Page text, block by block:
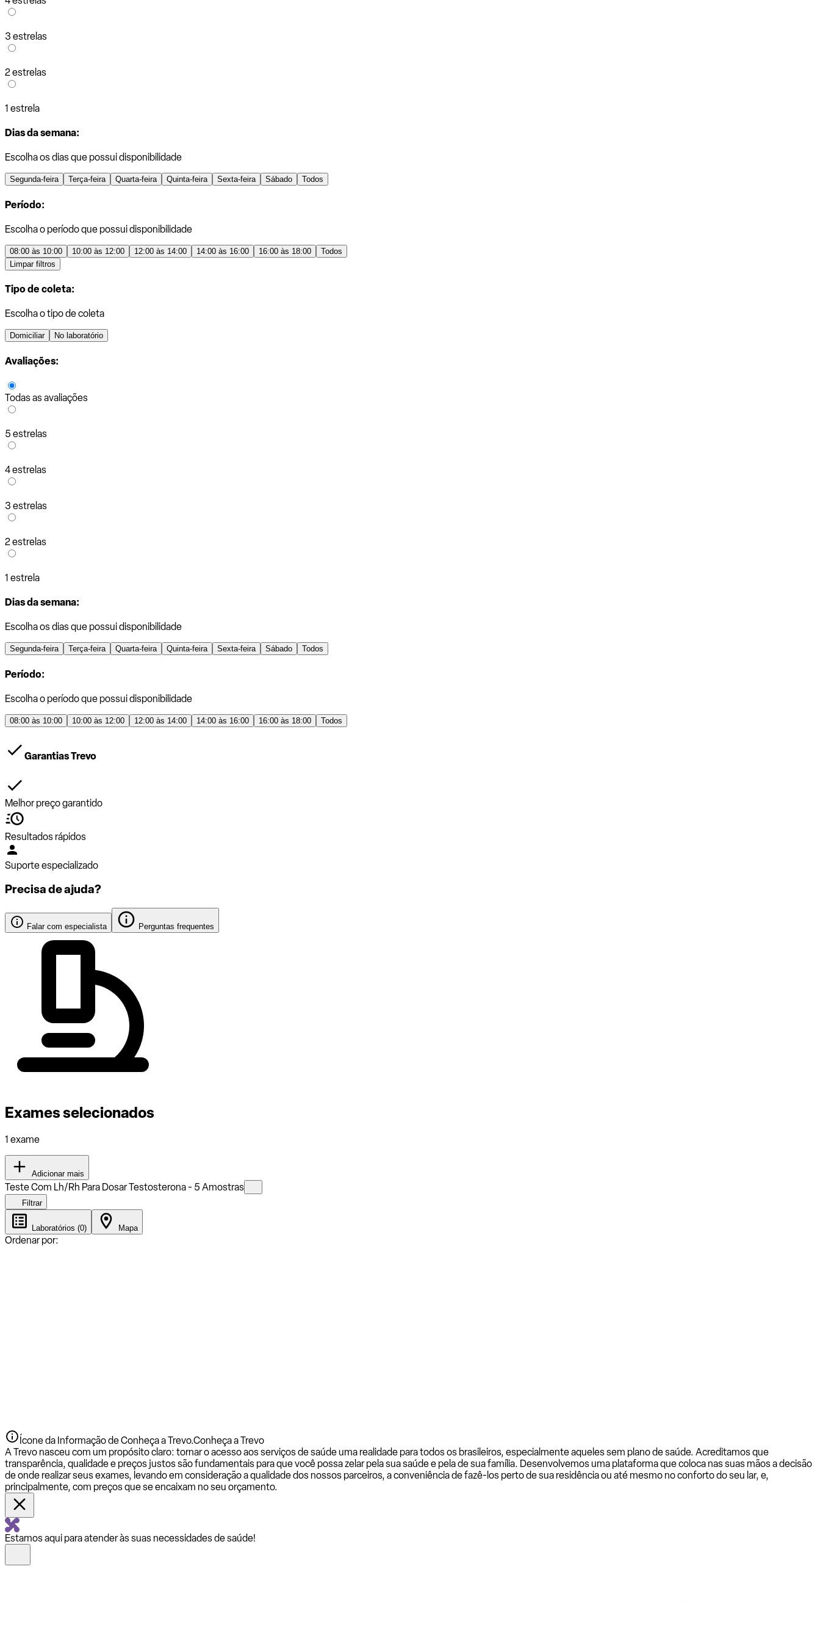
3 estrelas
2 estrelas
1 estrela
Dias da semana:
Escolha os dias que possui disponibilidade
Segunda-feira Terça-feira Quarta-feira Quinta-feira Sexta-feira Sábado Todos
Período:
Escolha o período que possui disponibilidade
08:00 às 10:00 10:00 às 12:00 12:00 às 14:00 14:00 às 16:00 16:00 às 18:00
Todos
Limpar filtros
Tipo de coleta:
Escolha o tipo de coleta
Domiciliar No laboratório
Avaliações:
Todas as avaliações
5 estrelas
4 estrelas
3 estrelas
2 estrelas
1 estrela
Dias da semana:
Escolha os dias que possui disponibilidade
Segunda-feira Terça-feira Quarta-feira Quinta-feira Sexta-feira Sábado Todos
Período:
Escolha o período que possui disponibilidade
08:00 às 10:00 10:00 às 12:00 12:00 às 14:00 14:00 às 16:00 16:00 às 18:00 Todos
Garantias Trevo
Melhor preço garantido
Resultados rápidos
Suporte especializado
Precisa de ajuda?
Falar com especialista Perguntas frequentes
Exames selecionados
1 exame
Adicionar mais
Teste Com Lh/Rh Para Dosar Testosterona - 5 Amostras
Filtrar
Laboratórios (0) Mapa
Ordenar por:
Ícone da Informação de Conheça a Trevo.Conheça a Trevo
A Trevo nasceu com um propósito claro: tornar o acesso aos serviços de saúde uma realidade para todos os brasileiros, especialmente aqueles sem plano de saúde. Acreditamos que
transparência, qualidade e preços justos são fundamentais para que você possa zelar pela sua saúde e pela de sua família. Desenvolvemos uma plataforma que coloca nas suas mãos a decisão
de onde realizar seus exames, levando em consideração a qualidade dos nossos parceiros, a conveniência de fazê-los perto de sua residência ou até mesmo no conforto do seu lar, e,
principalmente, com preços que se encaixam no seu orçamento.
Estamos aqui para atender às suas necessidades de saúde!